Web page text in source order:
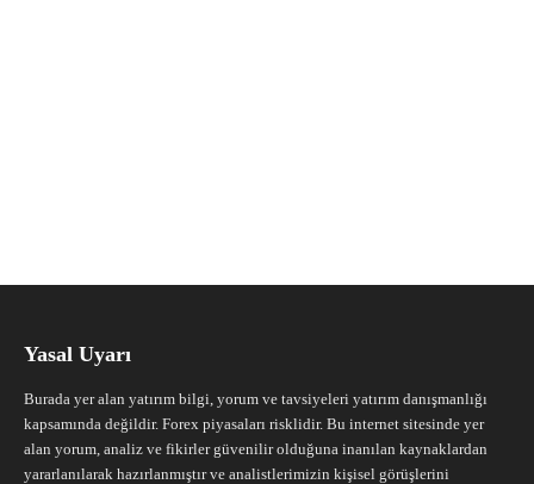
Yasal Uyarı
Burada yer alan yatırım bilgi, yorum ve tavsiyeleri yatırım danışmanlığı
kapsamında değildir. Forex piyasaları risklidir. Bu internet sitesinde yer
alan yorum, analiz ve fikirler güvenilir olduğuna inanılan kaynaklardan
yararlanılarak hazırlanmıştır ve analistlerimizin kişisel görüşlerini